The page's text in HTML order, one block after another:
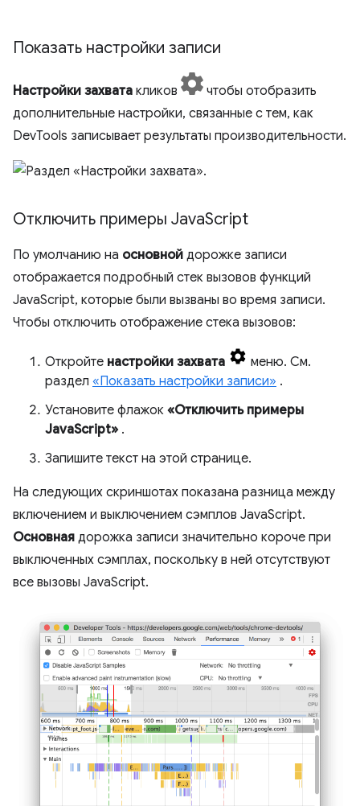
Показать настройки записи
Настройки захвата кликов
чтобы отобразить
дополнительные настройки, связанные с тем, как
DevTools записывает результаты производительности.
Отключить примеры JavaScript
По умолчанию на основной дорожке записи
отображается подробный стек вызовов функций
JavaScript, которые были вызваны во время записи.
Чтобы отключить отображение стека вызовов:
Откройте настройки захвата
меню. См.
раздел «Показать настройки записи» .
Установите флажок «Отключить примеры
JavaScript» .
Запишите текст на этой странице.
На следующих скриншотах показана разница между
включением и выключением сэмплов JavaScript.
Основная дорожка записи значительно короче при
выключенных сэмплах, поскольку в ней отсутствуют
все вызовы JavaScript.